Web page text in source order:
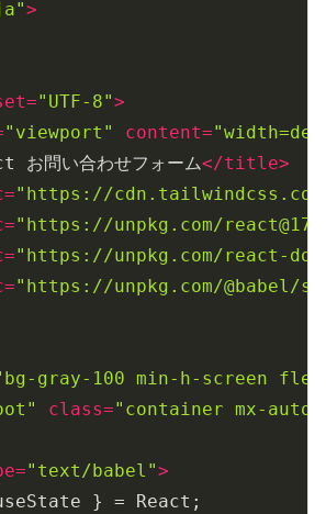
>
="UTF-8">
"viewport" content=
お問い合わせフォーム</title>
="https://
="https://unpkg.com/
="https://unpkg.com/react-
="https://unpkg.com/@babel/
gray-100 min-h-screen
class="container mx-auto
="text/babel">
} = React;